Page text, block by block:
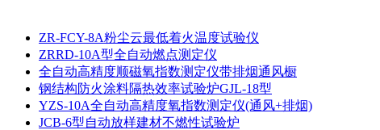
ZR-FCY-8A粉尘云最低着火温度试验仪
ZRRD-10A型全自动燃点测定仪
全自动高精度顺磁氧指数测定仪带排烟通风橱
钢结构防火涂料隔热效率试验炉GJL-18型
YZS-10A全自动高精度氧指数测定仪(通风+排烟)
JCB-6型自动放样建材不燃性试验炉